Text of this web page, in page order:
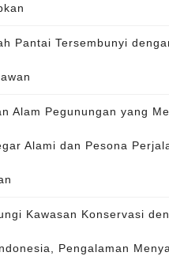
Pantai Tersembunyi
Alam Pegunungan yang
Alami dan Pesona
Kawasan Konservasi
Pengalaman